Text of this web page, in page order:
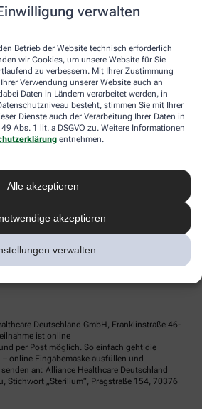
verwalten
Betrieb der Website technisch erforderlich
wir Cookies, um unsere Website für Sie
zu verbessern. Mit Ihrer Zustimmung
Verwendung unserer Website auch an
Daten in Ländern verarbeitet werden, in
besteht, stimmen Sie mit Ihrer
Dienste auch der Verarbeitung Ihrer Daten in
Abs. 1 lit. a DSGVO zu. Weitere Informationen
entnehmen.
Alle akzeptieren
akzeptieren
verwalten
Deutschland GmbH, Franklinstraße 46-
ist online
per Post möglich. So einfach geht die
online Eingabemaske ausfüllen und
an: Alliance Healthcare Deutschland
Stichwort „Sterilium“, Pragstraße 154, 70376